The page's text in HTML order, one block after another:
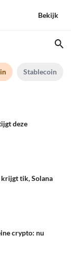
Bekijk
Stablecoin
deze
tik, Solana
crypto: nu